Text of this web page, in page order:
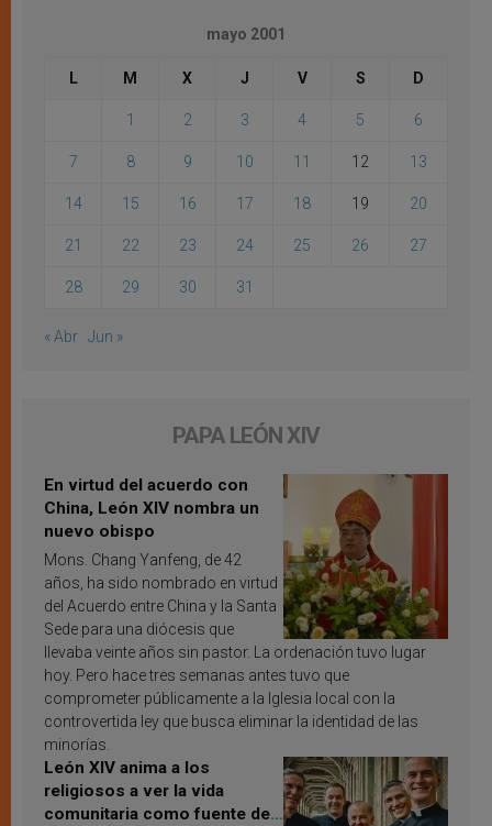
mayo 2001
L M X J V S D
1 2 3 4 5 6
7 8 9 10 11 12 13
14 15 16 17 18 19 20
21 22 23 24 25 26 27
28 29 30 31
« Abr Jun »
PAPA LEÓN XIV
En virtud del acuerdo con
China, León XIV nombra un
nuevo obispo
Mons. Chang Yanfeng, de 42
años, ha sido nombrado en virtud
del Acuerdo entre China y la Santa
Sede para una diócesis que
llevaba veinte años sin pastor. La ordenación tuvo lugar
hoy. Pero hace tres semanas antes tuvo que
comprometer públicamente a la Iglesia local con la
controvertida ley que busca eliminar la identidad de las
minorías.
León XIV anima a los
religiosos a ver la vida
comunitaria como fuente de